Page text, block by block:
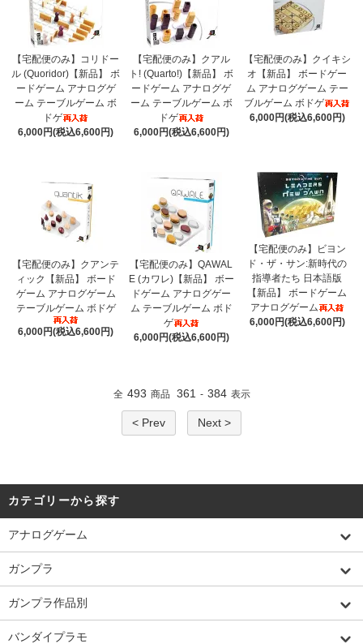
【宅配便のみ】コリドー
ル (Quoridor)【新品】 ボ
ードゲーム アナログゲ
ーム テーブルゲーム ボ
ドゲ
6,000円(税込6,600円)
【宅配便のみ】クアル
ト! (Quarto!)【新品】 ボ
ードゲーム アナログゲ
ーム テーブルゲーム ボ
ドゲ
6,000円(税込6,600円)
【宅配便のみ】クイキシ
オ【新品】 ボードゲー
ム アナログゲーム テー
ブルゲーム ボドゲ
6,000円(税込6,600円)
【宅配便のみ】クアンテ
ィック【新品】 ボード
ゲーム アナログゲーム
テーブルゲーム ボドゲ
6,000円(税込6,600円)
【宅配便のみ】QAWAL
E (カワレ)【新品】 ボー
ドゲーム アナログゲー
ム テーブルゲーム ボド
ゲ
6,000円(税込6,600円)
【宅配便のみ】ビヨン
ド・ザ・サン:新時代の
指導者たち 日本語版
【新品】 ボードゲーム
アナログゲーム
6,000円(税込6,600円)
全 493 商品 361 - 384 表示
< Prev Next >
カテゴリーから探す
アナログゲーム
ガンプラ
ガンプラ作品別
バンダイプラモ